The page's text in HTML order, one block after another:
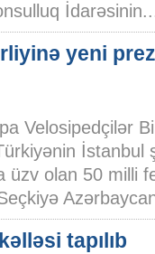
yeni
Velosipedçilər
İstanbul
üzv olan 50 milli
tapılıb